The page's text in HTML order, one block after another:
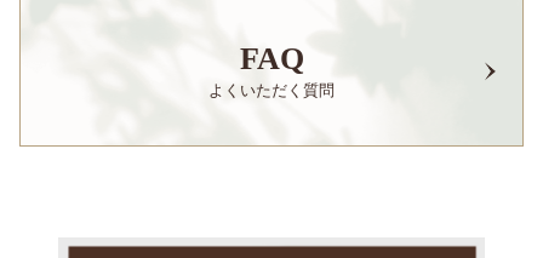
FAQ
よくいただく質問